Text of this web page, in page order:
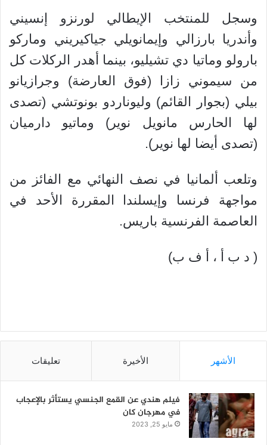
وسجل للمنتخب الإيطالي لورنزو إنسيني
وأندريا بارزالي وإيمانويلي جياكيريني وماركو
بارولو وماتيا دي تشيليو، بينما أهدر الركلات كل
من سيموني زازا (فوق العارضة) وجرازيانو
بيلي (بجوار القائم) وليوناردو بونوتشي (تصدى
لها الحارس مانويل نوير) وماتيو دارميان
(تصدى أيضا لها نوير).
وتلعب ألمانيا في نصف النهائي مع الفائز من
مواجهة فرنسا وإيسلندا المقررة الأحد في
العاصمة الفرنسية باريس.
( د ب أ ، أ ف ب)
الأشهر الأخيرة تعليقات
فيلم هندي عن القمع الجنسي يستأثر بالإعجاب
في مهرجان كان
مايو 25, 2023